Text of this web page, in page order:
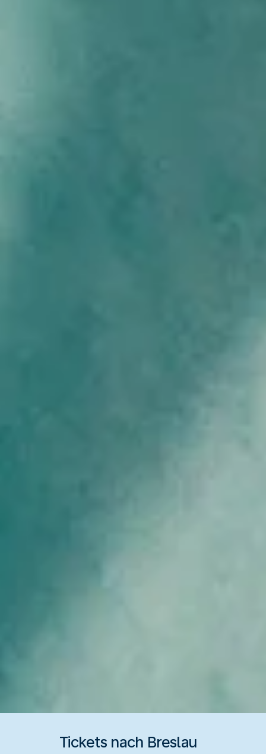
Tickets nach Breslau